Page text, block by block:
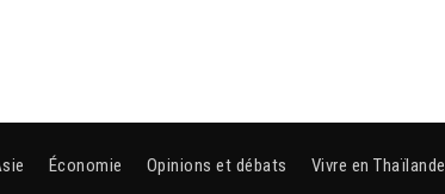
Économie Opinions et débats Vivre en Thaïlande